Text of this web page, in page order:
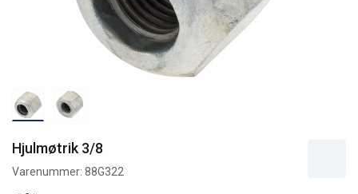
Hjulmøtrik 3/8
Varenummer: 88G322